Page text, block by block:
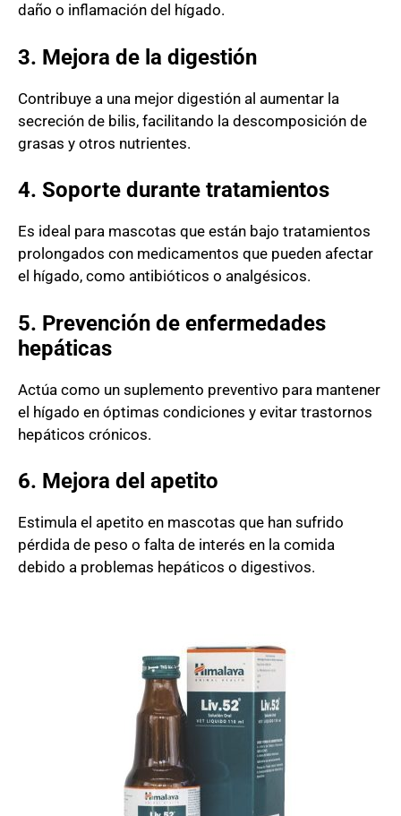
daño o inflamación del hígado.
3. Mejora de la digestión
Contribuye a una mejor digestión al aumentar la
secreción de bilis, facilitando la descomposición de
grasas y otros nutrientes.
4. Soporte durante tratamientos
Es ideal para mascotas que están bajo tratamientos
prolongados con medicamentos que pueden afectar
el hígado, como antibióticos o analgésicos.
5. Prevención de enfermedades
hepáticas
Actúa como un suplemento preventivo para mantener
el hígado en óptimas condiciones y evitar trastornos
hepáticos crónicos.
6. Mejora del apetito
Estimula el apetito en mascotas que han sufrido
pérdida de peso o falta de interés en la comida
debido a problemas hepáticos o digestivos.